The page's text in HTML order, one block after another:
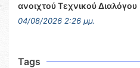
ανοιχτού Τεχνικού Διαλόγου
04/08/2026 2:26 μμ.
Tags